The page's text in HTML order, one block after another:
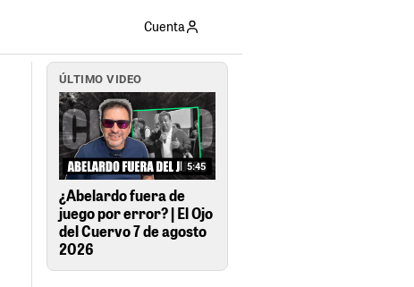
Cuenta
ÚLTIMO VIDEO
5:45
¿Abelardo fuera de
juego por error? | El Ojo
del Cuervo 7 de agosto
2026